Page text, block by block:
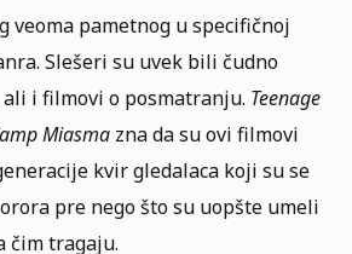
veoma pametnog u specifičnoj
Slešeri su uvek bili čudno
i filmovi o posmatranju. Teenage
Miasma zna da su ovi filmovi
kvir gledalaca koji su se
pre nego što su uopšte umeli
čim tragaju.